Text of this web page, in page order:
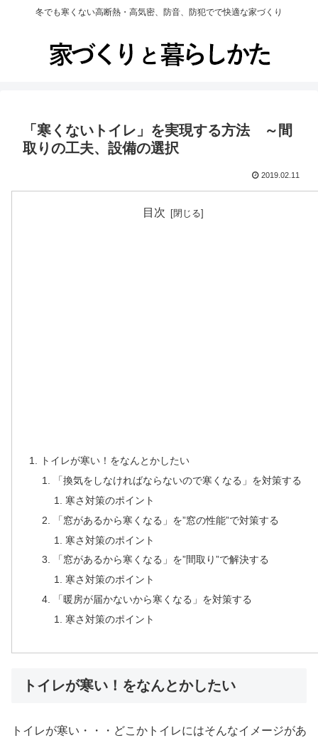
冬でも寒くない高断熱・高気密、防音、防犯でで快適な家づくり
「寒くないトイレ」を実現する方法 ～間
取りの工夫、設備の選択
2019.02.11
目次
トイレが寒い！をなんとかしたい
「換気をしなければならないので寒くなる」を対策する
寒さ対策のポイント
「窓があるから寒くなる」を”窓の性能”で対策する
寒さ対策のポイント
「窓があるから寒くなる」を”間取り”で解決する
寒さ対策のポイント
「暖房が届かないから寒くなる」を対策する
寒さ対策のポイント
トイレが寒い！をなんとかしたい
トイレが寒い・・・どこかトイレにはそんなイメージがあ